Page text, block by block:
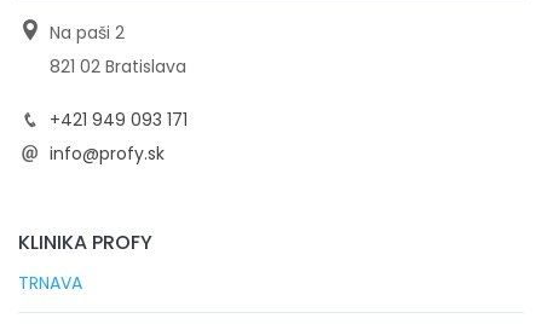
Na paši 2
821 02 Bratislava
+421 949 093 171
info@profy.sk
KLINIKA PROFY
TRNAVA